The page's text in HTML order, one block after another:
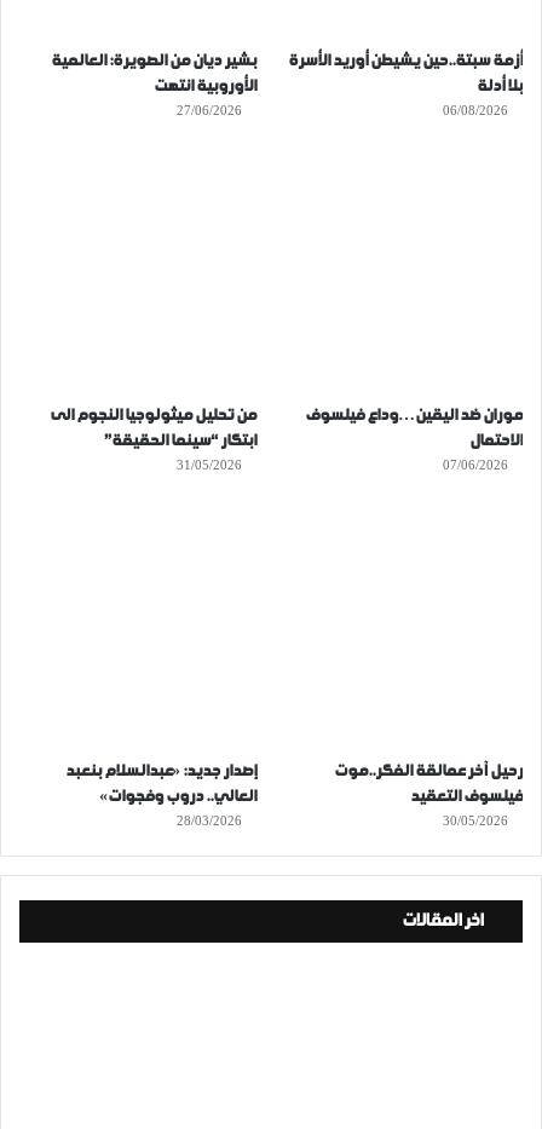
أزمة سبتة..حين يشيطن أوريد الأسرة
بلا أدلة
06/08/2026
بشير ديان من الصويرة: العالمية
الأوروبية انتهت
27/06/2026
موران ضد اليقين…وداع فيلسوف
الاحتمال
07/06/2026
من تحليل ميثولوجيا النجوم الى
ابتكار “سينما الحقيقة”
31/05/2026
رحيل آخر عمالقة الفكر..موت
فيلسوف التعقيد
30/05/2026
إصدار جديد: «عبدالسلام بنعبد
العالي.. دروب وفجوات»
28/03/2026
اخر المقالات